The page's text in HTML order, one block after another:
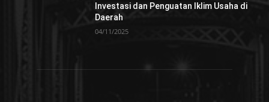
Investasi dan Penguatan Iklim Usaha di
Daerah
04/11/2025